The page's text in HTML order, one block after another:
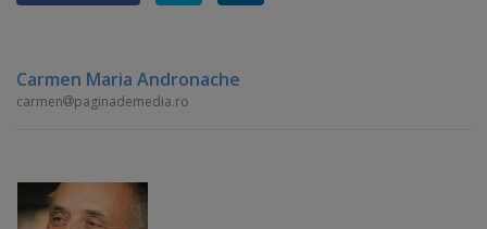
Carmen Maria Andronache
carmen paginademedia.ro